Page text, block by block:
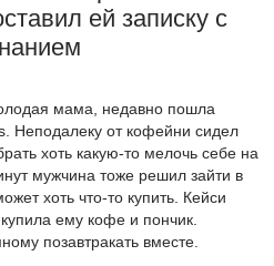
ей записку с
мама, недавно пошла
Неподалеку от кофейни сидел
хоть какую-то мелочь себе на
мужчина тоже решил зайти в
хоть что-то купить. Кейси
ему кофе и пончик.
позавтракать вместе.